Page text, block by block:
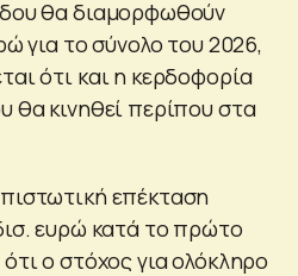
θα διαμορφωθούν
για το σύνολο του 2026,
ότι και η κερδοφορία
θα κινηθεί περίπου στα
επέκταση
ευρώ κατά το πρώτο
ο στόχος για ολόκληρο